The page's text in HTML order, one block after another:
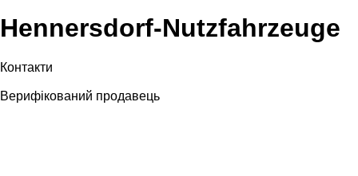
Hennersdorf-Nutzfahrzeuge
Контакти
Верифікований продавець